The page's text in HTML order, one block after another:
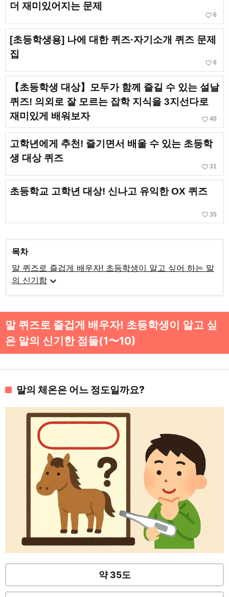
더 재미있어지는 문제
favorite_border 6
[초등학생용] 나에 대한 퀴즈·자기소개 퀴즈 문제
집
favorite_border 6
【초등학생 대상】모두가 함께 즐길 수 있는 설날
퀴즈! 의외로 잘 모르는 잡학 지식을 3지선다로
재미있게 배워보자
favorite_border 40
고학년에게 추천! 즐기면서 배울 수 있는 초등학
생 대상 퀴즈
favorite_border 31
초등학교 고학년 대상! 신나고 유익한 OX 퀴즈
favorite_border 35
목차
말 퀴즈로 즐겁게 배우자! 초등학생이 알고 싶어 하는 말
의 신기함 expand_more
말 퀴즈로 즐겁게 배우자! 초등학생이 알고 싶
은 말의 신기한 점들(1〜10)
말의 체온은 어느 정도일까요?
약 35도